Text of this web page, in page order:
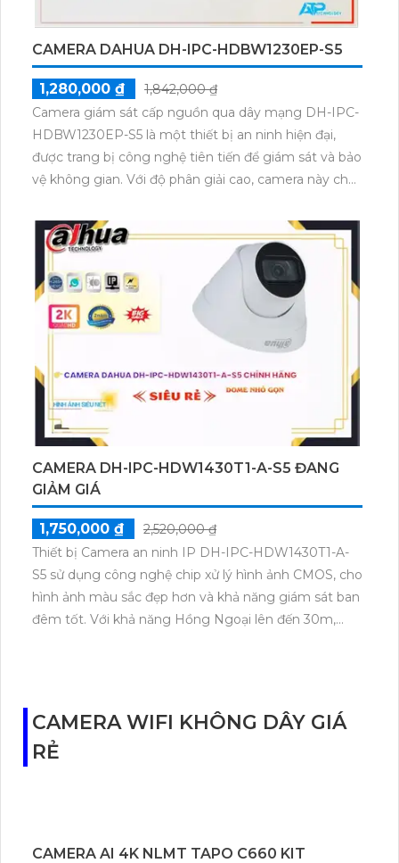
ngoại lên đến 30m. Với thiết kế dome kim loại, nó rất
năng kết nối qua IP Wifi mà không ảnh hưởng tới
chất lượng hình ảnh. Ngoài ra, nó còn tích hợp khả
năng thu âm và loa giúp giao tiếp dễ dàng.
CAMERA DAHUA DH-IPC-HDBW1230EP-S5
1,280,000 ₫
1,842,000 ₫
Camera giám sát cấp nguồn qua dây mạng DH-IPC-
HDBW1230EP-S5 là một thiết bị an ninh hiện đại,
được trang bị công nghệ tiên tiến để giám sát và bảo
vệ không gian. Với độ phân giải cao, camera này cho
phép quan sát rõ ràng và chi tiết. Thiết bị sử dụng kết
nối qua dây mạng, giúp truyền tải hình ảnh một cách
nhanh chóng và ổn định. Ngoài ra, camera DH-IPC-
HDBW1230EP-S5 cũng có khả năng ghi hình, gửi
thông báo đến điện thoại khi phát hiện chuyển động
và hỗ trợ các tính năng thông minh như nhận dạng
khuôn mặt và đếm người. Đây là lựa chọn lý tưởng
để nâng cao an ninh và đảm bảo sự an toàn cho
không gian của bạn.
1,750,000 ₫
camera này có thể truyền tải hình ảnh qua công